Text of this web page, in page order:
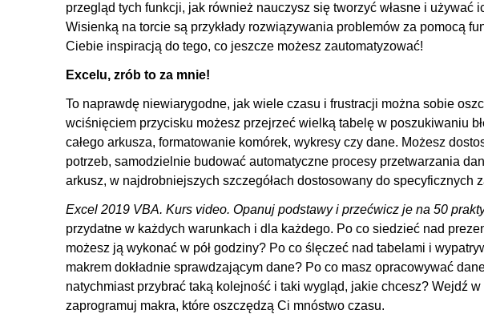
6.9. Konstrukcja With ... End With
6.10. Pętla For Each i zmienne obiektowe
7. Co trzeba jeszcze wiedzieć?
7.2. Przechwytywanie odpowiedzi z MsgBox'a
7.3. Okienko InputBox
7.4. Wbudowane funkcje VBA
8. Podstawy optymalizacji
8.1. ScreenUpdating
8.2. Pomiar czasu przy użyciu metody Timer
8.3. Calculate
9. Własne funkcje
przegląd tych funkcji, jak również nauczysz się tworzyć własne i używać
Wisienką na torcie są przykłady rozwiązywania problemów za pomocą
Ciebie inspiracją do tego, co jeszcze możesz zautomatyzować!
Excelu, zrób to za mnie!
To naprawdę niewiarygodne, jak wiele czasu i frustracji można sobie
wciśnięciem przycisku możesz przejrzeć wielką tabelę w poszukiwaniu
całego arkusza, formatowanie komórek, wykresy czy dane. Możesz
potrzeb, samodzielnie budować automatyczne procesy przetwarzania
arkusz, w najdrobniejszych szczegółach dostosowany do specyficznych
Excel 2019 VBA. Kurs video. Opanuj podstawy i przećwicz je na 50
przydatne w każdych warunkach i dla każdego. Po co siedzieć nad
możesz ją wykonać w pół godziny? Po co ślęczeć nad tabelami i
makrem dokładnie sprawdzającym dane? Po co masz opracowywać
natychmiast przybrać taką kolejność i taki wygląd, jakie chcesz? Wejdź
zaprogramuj makra, które oszczędzą Ci mnóstwo czasu.